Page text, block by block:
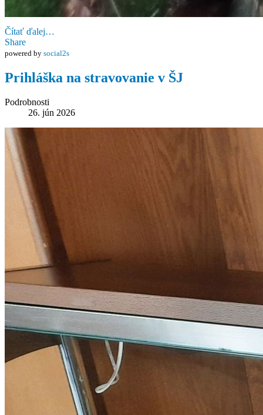
Čítať ďalej…
Share
powered by social2s
Prihláška na stravovanie v ŠJ
Podrobnosti
26. jún 2026